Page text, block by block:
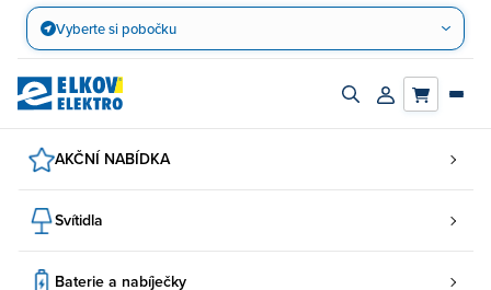
Přejít
obsah
Vyberte si pobočku
Zapnout/vypnout
Přihlásit/
AKČNÍ NABÍDKA
Svítidla
Baterie a nabíječky